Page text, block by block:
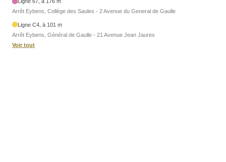
Arrêt Eybens, Collège des Saules - 2 Avenue du General de Gaulle
Ligne C4, à 101 m
Arrêt Eybens, Général de Gaulle - 21 Avenue Jean Jaures
Voir tout